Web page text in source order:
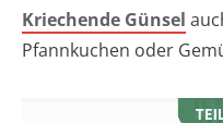
Kriechende Günsel
Pfannkuchen oder